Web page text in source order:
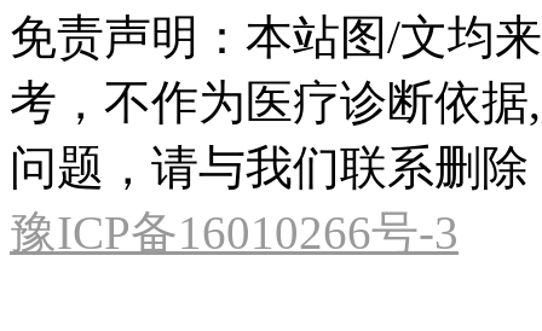
免责声明：本站图/文均
考，不作为医疗诊断依
问题，请与我们联系删除
豫ICP备16010266号-3